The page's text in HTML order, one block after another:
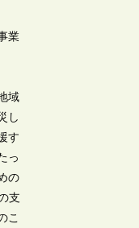
業
域
し
す
っ
の
支
こ